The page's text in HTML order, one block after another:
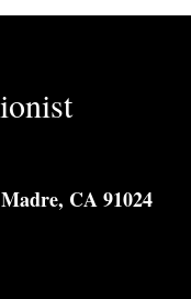
CA 91024